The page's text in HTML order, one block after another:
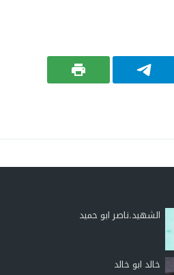
الشهيد.ناصر ابو حميد
خالد ابو خالد